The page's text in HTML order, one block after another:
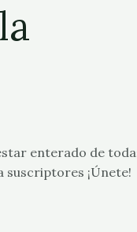
enterado de
¡Únete!